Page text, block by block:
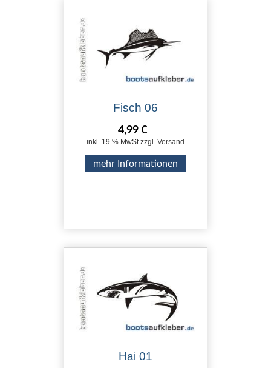
Fisch 06
4,99 €
inkl. 19 % MwSt zzgl. Versand
mehr Informationen
Hai 01